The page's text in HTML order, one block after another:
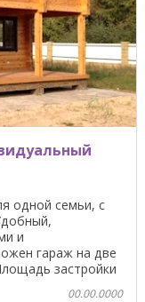
одной семьи, с
и
гараж на две
застройки
00.00.0000